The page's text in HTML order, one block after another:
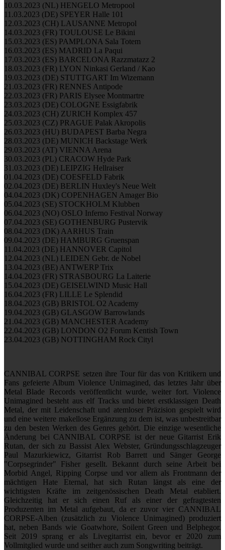
10.03.2023 (NL) HENGELO Metropool
11.03.2023 (DE) SPEYER Halle 101
12.03.2023 (CH) LAUSANNE Metropol
14.03.2023 (FR) TOULOUSE Le Bikini
15.03.2023 (ES) PAMPLONA Sala Totem
16.03.2023 (ES) MADRID La Paqui
17.03.2023 (ES) BARCELONA Razzmatazz 2
18.03.2023 (FR) LYON Ninkasi Gerland / Kao
19.03.2023 (DE) STUTTGART Im Wizemann
21.03.2023 (FR) RENNES Antipode
22.03.2023 (FR) PARIS Elysee Montmartre
23.03.2023 (DE) COLOGNE Essigfabrik
24.03.2023 (CH) ZURICH Komplex 457
25.03.2023 (CZ) PRAGUE Palak Akropolis
26.03.2023 (HU) BUDAPEST Barba Negra
28.03.2023 (DE) MUNICH Backstage Werk
29.03.2023 (AT) VIENNA Arena
30.03.2023 (PL) CRACOW Hyde Park
31.03.2023 (DE) LEIPZIG Hellraiser
01.04.2023 (DE) COESFELD Fabrik
02.04.2023 (DE) BERLIN Huxley's Neue Welt
04.04.2023 (DK) COPENHAGEN Amager Bio
05.04.2023 (SE) STOCKHOLM Klubben
06.04.2023 (NO) OSLO Inferno Festival Norway
07.04.2023 (SE) GOTHENBURG Pustervik
08.04.2023 (DK) AARHUS Train
09.04.2023 (DE) HAMBURG Gruenspan
11.04.2023 (DE) HANNOVER Capitol
12.04.2023 (NL) LEIDEN Gebr. de Nobel
13.04.2023 (BE) ANTWERP Trix
14.04.2023 (FR) STRASBOURG La Laiterie
15.04.2023 (DE) GEISELWIND Music Hall
16.04.2023 (FR) LILLE Le Splendid
18.04.2023 (GB) BRISTOL O2 Academy
19.04.2023 (GB) GLASGOW Barrowlands
21.04.2023 (GB) MANCHESTER Academy
22.04.2023 (GB) LONDON O2 Forum Kentish Town
23.04.2023 (GB) NOTTINGHAM Rock Cityl
CANNIBAL CORPSE setzen ihre Tour für das von Kritikern und
Fans gefeierte Album Violence Unimagined, das letztes Jahr über
Metal Blade Records veröffentlicht wurde, weiter fort. Violence
Unimagined besteht aus elf Tracks und bietet erstklassigen Death
Metal, der mit Leidenschaft und atemloser Präzision gespielt wird
und eine weitere makellose Ergänzung zu dem ist, was unbestreitbar
zu den besten Werken des Genres gehört. Die einzige wesentliche
Änderung bei CANNIBAL CORPSE ist der neue Gitarrist Erik
Rutan, der sich zu Bassist Alex Webster, Gründungsschlagzeuger
Paul Mazurkiewicz, Gitarrist Rob Barrett und Sänger George
"Corpsegrinder" Fisher gesellt. Bekannt durch seine Arbeit bei
Morbid Angel, Ripping Corpse und vor allem als Frontmann der
mächtigen Hate Eternal, hat sich Rutan längst als eine der
wichtigsten Kräfte im zeitgenössischen Death Metal etabliert.
Gleichzeitig hat er sich einen Ruf als einer der gefragtesten
Produzenten im Metal aufgebaut, da er zuvor vier CANNIBAL
CORPSE-Alben (zusätzlich zu Violence Unimagined) produziert
hat, neben Bands wie Goatwhore, Soilent Green und Belphegor.
Seit 2019 sprang er als Livegitarrist ein, bevor er 2020 zum
Vollmitglied wurde und seither auch zum Songwriting beiträgt.